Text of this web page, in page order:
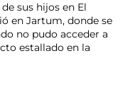
sus hijos en El
en Jartum, donde se
no pudo acceder a
estallado en la